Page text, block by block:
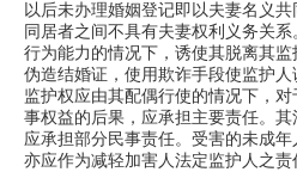
以后未办理婚姻登记即以夫妻名义共
同居者之间不具有夫妻权利义务关
行为能力的情况下，诱使其脱离其
伪造结婚证，使用欺诈手段使监护人
监护权应由其配偶行使的情况下，
事权益的后果，应承担主要责任。
应承担部分民事责任。受害的未成年
亦应作为减轻加害人法定监护人之责